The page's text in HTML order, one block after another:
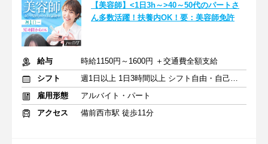
【美容師】<1日3h～>40～50代のパートさ
ん多数活躍！扶養内OK！要：美容師免許
給与
時給1150円～1600円 ＋交通費全額支給
シフト
週1日以上 1日3時間以上 シフト自由・自己申告
雇用形態
アルバイト・パート
アクセス
備前西市駅 徒歩11分